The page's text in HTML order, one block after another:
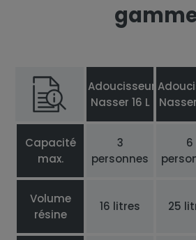
Adoucisseur
Nasser 16 L
Capacité
max.
3
personnes
6
Volume
résine
16 litres 25